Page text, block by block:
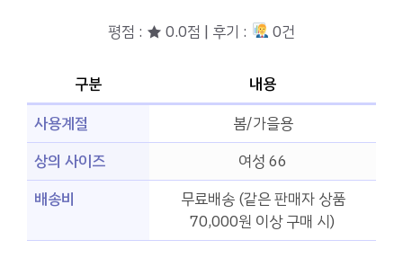
평점 : ★ 0.0점 | 후기 : 0건
구분
내용
사용계절
봄/가을용
상의 사이즈
여성 66
배송비
무료배송 (같은 판매자 상품
70,000원 이상 구매 시)